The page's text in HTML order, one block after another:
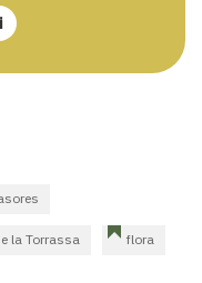
la Torrassa flora